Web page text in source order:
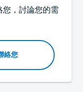
，討論您的需
絡您